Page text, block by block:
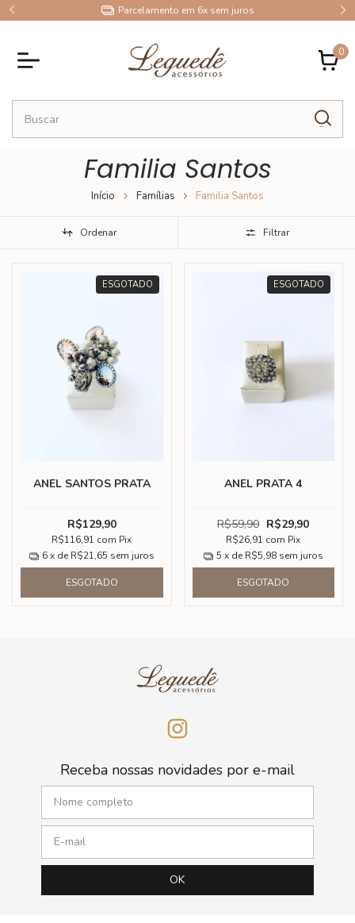
Parcelamento em 6x sem juros
0
Familia Santos
Início Famílias Familia Santos
Ordenar Filtrar
ESGOTADO
ANEL SANTOS PRATA
R$129,90
R$116,91 com Pix
6 x de R$21,65 sem juros
ESGOTADO
ESGOTADO
ANEL PRATA 4
R$59,90 R$29,90
R$26,91 com Pix
5 x de R$5,98 sem juros
ESGOTADO
Receba nossas novidades por e-mail